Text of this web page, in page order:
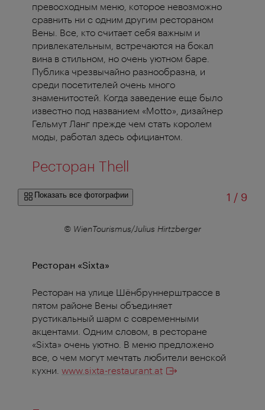
превосходным меню, которое невозможно
сравнить ни с одним другим рестораном
Вены. Все, кто считает себя важным и
привлекательным, встречаются на бокал
вина в стильном, но очень уютном баре.
Публика чрезвычайно разнообразна, и
среди посетителей очень много
знаменитостей. Когда заведение еще было
известно под названием «Motto», дизайнер
Гельмут Ланг прежде чем стать королем
моды, работал здесь официантом.
Ресторан Thell
Показать все фотографии 1 /из
9
© WienTourismus/Julius Hirtzberger
Ресторан «Sixta»
Ресторан на улице Шёнбруннерштрассе в
пятом районе Вены объединяет
рустикальный шарм с современными
акцентами. Одним словом, в ресторане
«Sixta» очень уютно. В меню предложено
все, о чем могут мечтать любители венской
кухни. www.sixta-restaurant.at